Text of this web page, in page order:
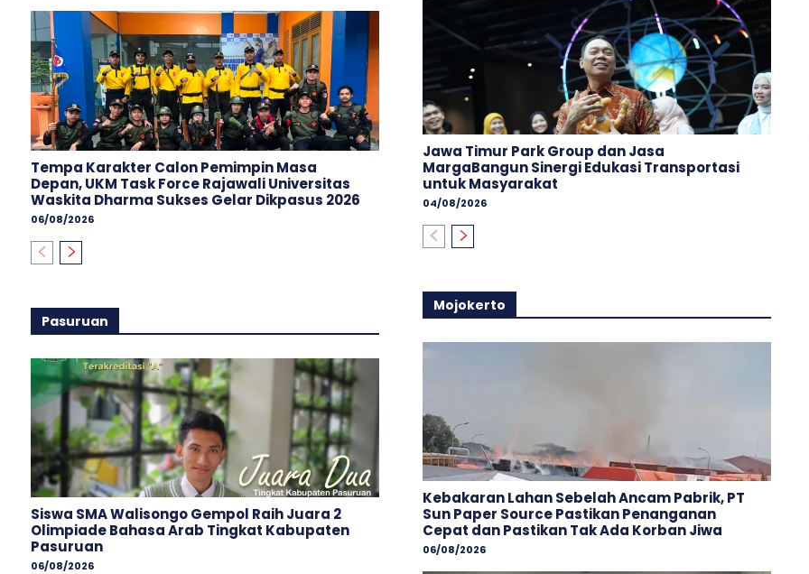
Tempa Karakter Calon Pemimpin Masa
Depan, UKM Task Force Rajawali Universitas
Waskita Dharma Sukses Gelar Dikpasus 2026
06/08/2026
Pasuruan
Siswa SMA Walisongo Gempol Raih Juara 2
Olimpiade Bahasa Arab Tingkat Kabupaten
Pasuruan
06/08/2026
Jawa Timur Park Group dan Jasa
MargaBangun Sinergi Edukasi Transportasi
untuk Masyarakat
04/08/2026
Mojokerto
Kebakaran Lahan Sebelah Ancam Pabrik, PT
Sun Paper Source Pastikan Penanganan
Cepat dan Pastikan Tak Ada Korban Jiwa
06/08/2026